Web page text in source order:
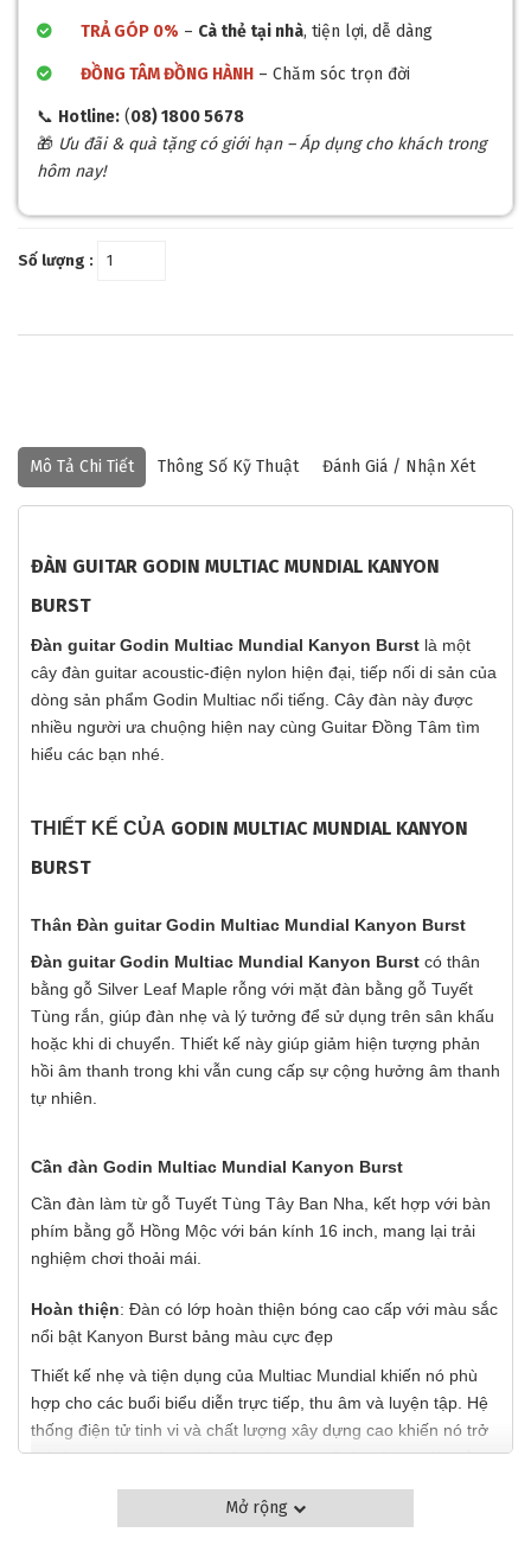
TRẢ GÓP 0% – Cà thẻ tại nhà, tiện lợi, dễ dàng
ĐỒNG TÂM ĐỒNG HÀNH – Chăm sóc trọn đời
📞 Hotline: (08) 1800 5678
🎁 Ưu đãi & quà tặng có giới hạn – Áp dụng cho khách trong
hôm nay!
Số lượng :
Mô Tả Chi Tiết Thông Số Kỹ Thuật Đánh Giá / Nhận Xét
ĐÀN GUITAR GODIN MULTIAC MUNDIAL KANYON
BURST
Đàn guitar Godin Multiac Mundial Kanyon Burst là một
cây đàn guitar acoustic-điện nylon hiện đại, tiếp nối di sản của
dòng sản phẩm Godin Multiac nổi tiếng. Cây đàn này được
nhiều người ưa chuộng hiện nay cùng Guitar Đồng Tâm tìm
hiểu các bạn nhé.
THIẾT KẾ CỦA GODIN MULTIAC MUNDIAL KANYON
BURST
Thân Đàn guitar Godin Multiac Mundial Kanyon Burst
Đàn guitar Godin Multiac Mundial Kanyon Burst có thân
bằng gỗ Silver Leaf Maple rỗng với mặt đàn bằng gỗ Tuyết
Tùng rắn, giúp đàn nhẹ và lý tưởng để sử dụng trên sân khấu
hoặc khi di chuyển. Thiết kế này giúp giảm hiện tượng phản
hồi âm thanh trong khi vẫn cung cấp sự cộng hưởng âm thanh
tự nhiên.
Cần đàn Godin Multiac Mundial Kanyon Burst
Cần đàn làm từ gỗ Tuyết Tùng Tây Ban Nha, kết hợp với bàn
phím bằng gỗ Hồng Mộc với bán kính 16 inch, mang lại trải
nghiệm chơi thoải mái.
Hoàn thiện: Đàn có lớp hoàn thiện bóng cao cấp với màu sắc
nổi bật Kanyon Burst bảng màu cực đẹp
Thiết kế nhẹ và tiện dụng của Multiac Mundial khiến nó phù
hợp cho các buổi biểu diễn trực tiếp, thu âm và luyện tập. Hệ
thống điện tử tinh vi và chất lượng xây dựng cao khiến nó trở
thành lựa chọn yêu thích của các nhạc sĩ chuyên nghiệp cần
Cây đàn này kết hợp những yếu tố tốt nhất của thiết kế
Mở rộng